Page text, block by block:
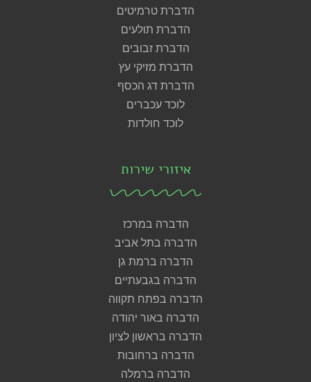
הדברת טרמיטים
הדברת תולעים
הדברת זבובים
הדברת מזיקי עץ
הדברת דג הכסף
לוכד עכברים
לוכד חולדות
איזורי שירות
הדברה במרכז
הדברה בתל אביב
הדברה ברמת גן
הדברה בגבעתיים
הדברה בפתח תקווה
הדברה באור יהודה
הדברה בראשון לציון
הדברה ברחובות
הדברה ברמלה